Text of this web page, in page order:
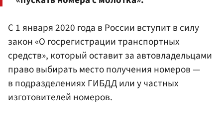
С 1 января 2020 года в России вступит в силу
закон «О госрегистрации транспортных
средств», который оставит за автовладельцами
право выбирать место получения номеров —
в подразделениях ГИБДД или у частных
изготовителей номеров.